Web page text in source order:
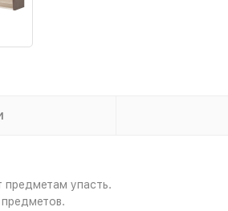
предметам упасть.